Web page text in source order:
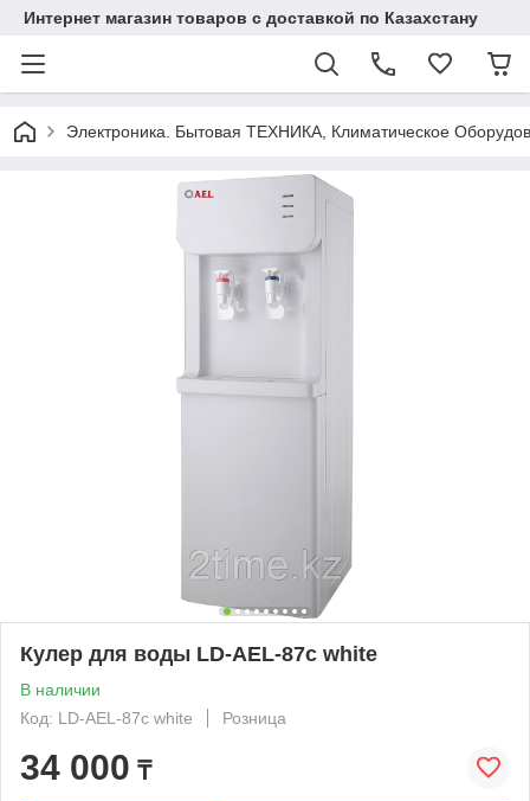
Интернет магазин товаров с доставкой по Казахстану
Электроника. Бытовая ТЕХНИКА, Климатическое
Кулер для воды LD-AEL-87c white
В наличии
Код: LD-AEL-87c white
Розница
34 000 ₸